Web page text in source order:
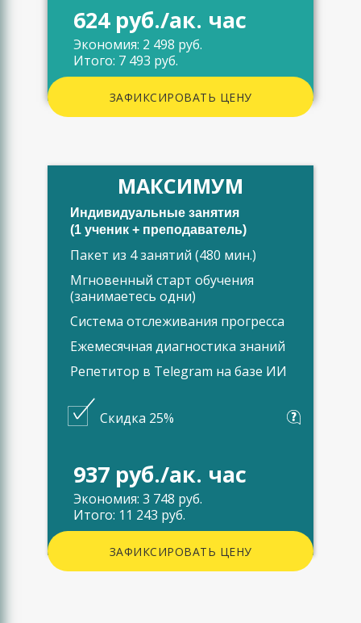
624 руб./ак. час
Экономия: 2 498 руб.
Итого: 7 493 руб.
ЗАФИКСИРОВАТЬ ЦЕНУ
МАКСИМУМ
Индивидуальные занятия
(1 ученик + преподаватель)
Пакет из 4 занятий (480 мин.)
Мгновенный старт обучения
(занимаетесь одни)
Система отслеживания прогресса
Ежемесячная диагностика знаний
Репетитор в Telegram на базе ИИ
Скидка 25%
937 руб./ак. час
Экономия: 3 748 руб.
Итого: 11 243 руб.
ЗАФИКСИРОВАТЬ ЦЕНУ